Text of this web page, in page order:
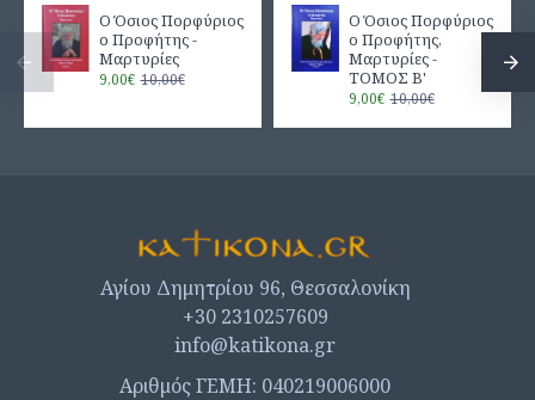
Ο Όσιος Πορφύριος
ο Προφήτης -
Μαρτυρίες
9,00€ 10,00€
Ο Όσιος Πορφύριος
ο Προφήτης,
Μαρτυρίες -
ΤΟΜΟΣ Β'
9,00€ 10,00€
Αγίου Δημητρίου 96, Θεσσαλονίκη
+30 2310257609
info@katikona.gr
Αριθμός ΓΕΜΗ: 040219006000